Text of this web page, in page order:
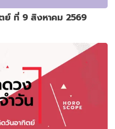
ย์ ที่ 9 สิงหาคม 2569